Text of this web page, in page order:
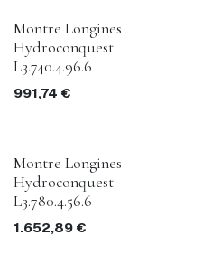
Montre Longines
Hydroconquest
L3.740.4.96.6
991,74 €
Montre Longines
Hydroconquest
L3.780.4.56.6
1.652,89 €